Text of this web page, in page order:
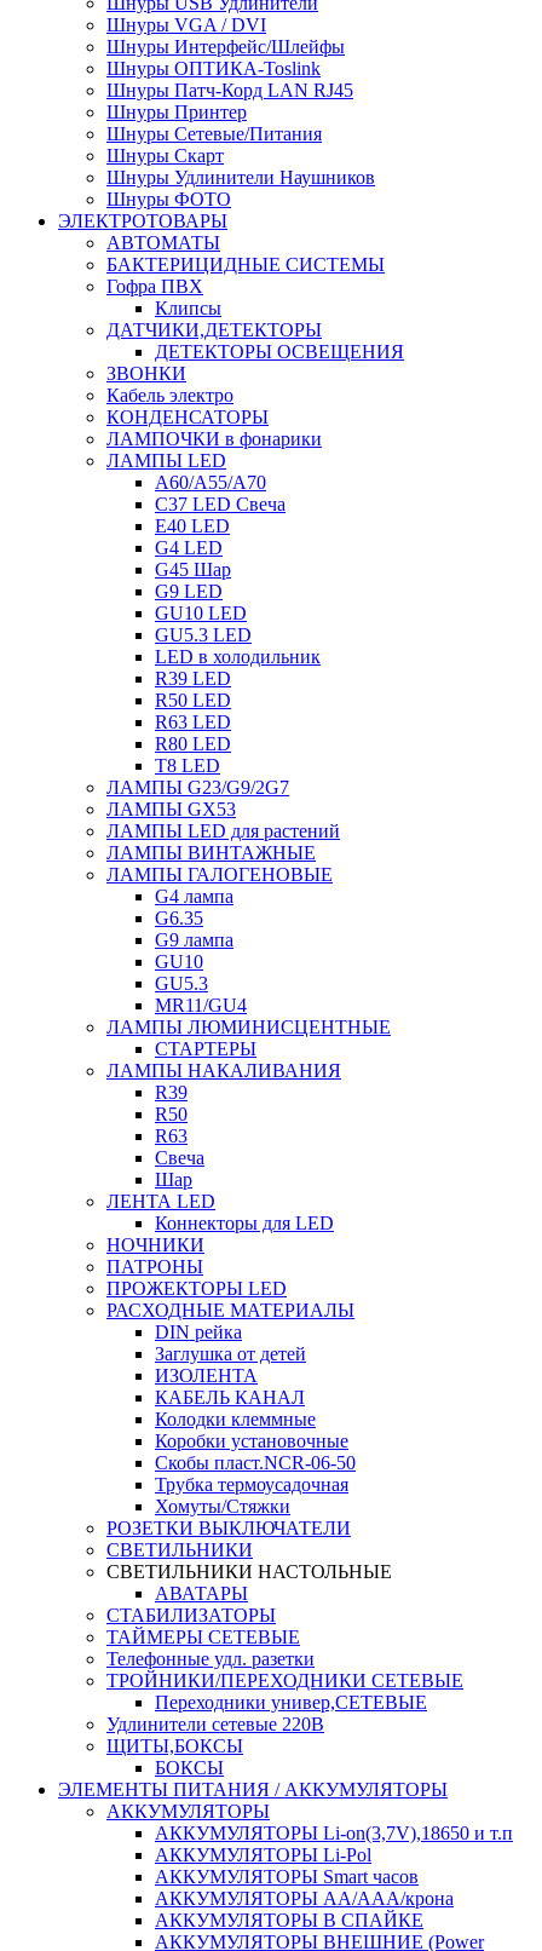
Шнуры VGA / DVI
Шнуры Интерфейс/Шлейфы
Шнуры ОПТИКА-Toslink
Шнуры Патч-Корд LAN RJ45
Шнуры Принтер
Шнуры Сетевые/Питания
Шнуры Скарт
Шнуры Удлинители Наушников
Шнуры ФОТО
ЭЛЕКТРОТОВАРЫ
АВТОМАТЫ
БАКТЕРИЦИДНЫЕ СИСТЕМЫ
Гофра ПВХ
Клипсы
ДАТЧИКИ,ДЕТЕКТОРЫ
ДЕТЕКТОРЫ ОСВЕЩЕНИЯ
ЗВОНКИ
Кабель электро
КОНДЕНСАТОРЫ
ЛАМПОЧКИ в фонарики
ЛАМПЫ LED
A60/A55/A70
C37 LED Свеча
E40 LED
G4 LED
G45 Шар
G9 LED
GU10 LED
GU5.3 LED
LED в холодильник
R39 LED
R50 LED
R63 LED
R80 LED
T8 LED
ЛАМПЫ G23/G9/2G7
ЛАМПЫ GX53
ЛАМПЫ LED для растений
ЛАМПЫ ВИНТАЖНЫЕ
ЛАМПЫ ГАЛОГЕНОВЫЕ
G4 лампа
G6.35
G9 лампа
GU10
GU5.3
MR11/GU4
ЛАМПЫ ЛЮМИНИСЦЕНТНЫЕ
СТАРТЕРЫ
ЛАМПЫ НАКАЛИВАНИЯ
R39
R50
R63
Свеча
Шар
ЛЕНТА LED
Коннекторы для LED
НОЧНИКИ
ПАТРОНЫ
ПРОЖЕКТОРЫ LED
РАСХОДНЫЕ МАТЕРИАЛЫ
DIN рейка
Заглушка от детей
ИЗОЛЕНТА
КАБЕЛЬ КАНАЛ
Колодки клеммные
Коробки установочные
Скобы пласт.NCR-06-50
Трубка термоусадочная
Хомуты/Стяжки
РОЗЕТКИ ВЫКЛЮЧАТЕЛИ
СВЕТИЛЬНИКИ
СВЕТИЛЬНИКИ НАСТОЛЬНЫЕ
АВАТАРЫ
СТАБИЛИЗАТОРЫ
ТАЙМЕРЫ СЕТЕВЫЕ
Телефонные удл. разетки
ТРОЙНИКИ/ПЕРЕХОДНИКИ СЕТЕВЫЕ
Переходники универ,СЕТЕВЫЕ
Удлинители сетевые 220В
ЩИТЫ,БОКСЫ
БОКСЫ
ЭЛЕМЕНТЫ ПИТАНИЯ / АККУМУЛЯТОРЫ
АККУМУЛЯТОРЫ
АККУМУЛЯТОРЫ Li-on(3,7V),18650 и т.п
АККУМУЛЯТОРЫ Li-Pol
АККУМУЛЯТОРЫ Smart часов
АККУМУЛЯТОРЫ АА/ААА/крона
АККУМУЛЯТОРЫ В СПАЙКЕ
АККУМУЛЯТОРЫ ВНЕШНИЕ (Power